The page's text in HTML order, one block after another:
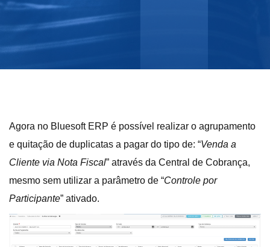
Agora no Bluesoft ERP é possível realizar o agrupamento
e quitação de duplicatas a pagar do tipo de: “Venda a
Cliente via Nota Fiscal” através da Central de Cobrança,
mesmo sem utilizar a parâmetro de “Controle por
Participante” ativado.